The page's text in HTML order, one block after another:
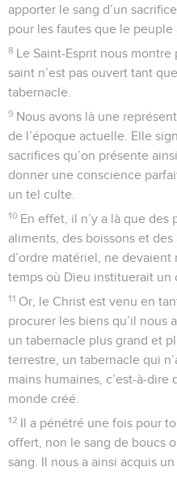
apporter le sang d’un
pour les fautes que le peuple
8 Le Saint-Esprit nous montre
saint n’est pas ouvert tant
tabernacle.
9 Nous avons là une
de l’époque actuelle. Elle
sacrifices qu’on présente
donner une conscience
un tel culte.
10 En effet, il n’y a là que
aliments, des boissons et
d’ordre matériel, ne devaient
temps où Dieu instituerait un
11 Or, le Christ est venu en
procurer les biens qu’il nous
un tabernacle plus grand et
terrestre, un tabernacle qui
mains humaines, c’est-à-dire
monde créé.
12 Il a pénétré une fois pour
offert, non le sang de boucs
sang. Il nous a ainsi acquis un